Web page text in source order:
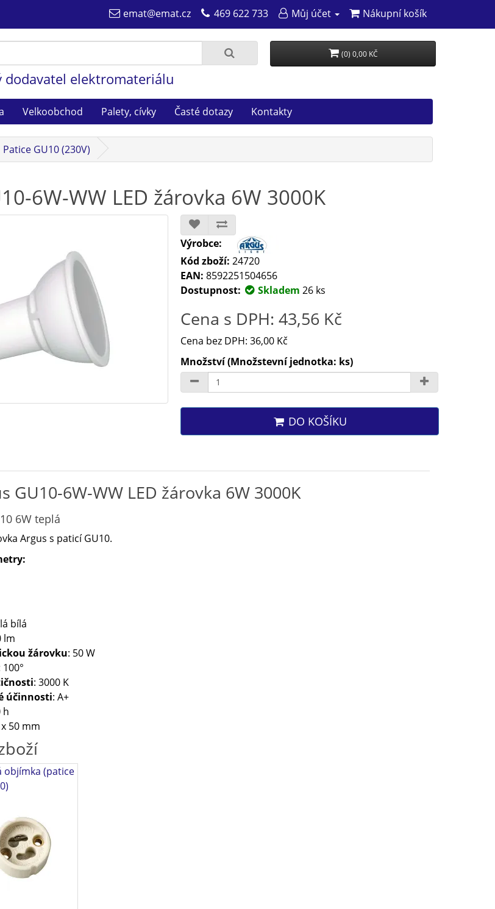
emat@emat.cz 469 622 733 Můj účet Nákupní košík
dodavatel elektromateriálu
(0) 0,00 KČ
Velkoobchod Palety, cívky Časté dotazy Kontakty
Patice GU10 (230V)
6W-WW LED žárovka 6W 3000K
Výrobce:
Kód zboží: 24720
EAN: 8592251504656
Dostupnost:
Skladem 26 ks
Cena s DPH: 43,56 Kč
Cena bez DPH: 36,00 Kč
Množství (Množstevní jednotka: ks)
DO KOŠÍKU
GU10-6W-WW LED žárovka 6W 3000K
6W teplá
Argus s paticí GU10.
bílá
lm
žárovku: 50 W
100°
: 3000 K
účinnosti: A+
h
50 mm
objímka (patice